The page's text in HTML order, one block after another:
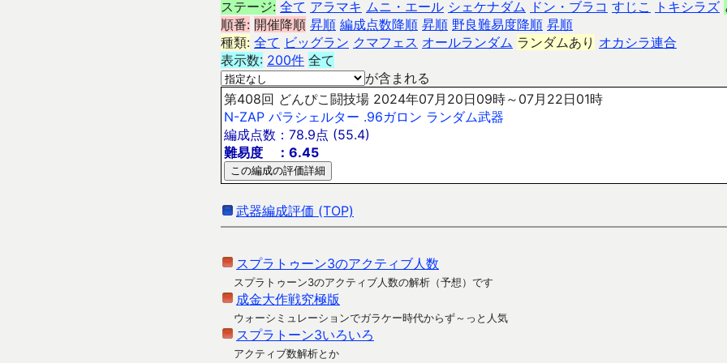
ステージ: 全て アラマキ ムニ・エール シェケナダム ドン・ブラコ すじこ トキシラズ
順番: 開催降順 昇順 編成点数降順 昇順 野良難易度降順 昇順
種類: 全て ビッグラン クマフェス オールランダム ランダムあり オカシラ連合
表示数: 200件 全て
が含まれる
第408回 どんぴこ闘技場 2024年07月20日09時～07月22日01時
N-ZAP パラシェルター .96ガロン ランダム武器
編成点数：78.9点 (55.4)
難易度 ：6.45
武器編成評価 (TOP)
スプラトゥーン3のアクティブ人数
スプラトゥーン3のアクティブ人数の解析（予想）です
成金大作戦究極版
ウォーシミュレーションでガラケー時代からず～っと人気
スプラトーン3いろいろ
アクティブ数解析とか